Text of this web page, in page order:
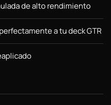
de alto rendimiento
a tu deck GTR